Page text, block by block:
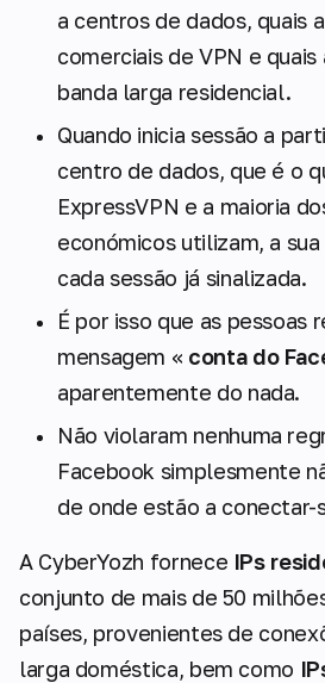
a centros de dados, quais
comerciais de VPN e
banda larga residencial.
Quando inicia sessão a
centro de dados, que é o
ExpressVPN e a maioria
económicos utilizam, a
cada sessão já sinalizada.
É por isso que as pessoas
mensagem « conta do
aparentemente do nada.
Não violaram nenhuma
Facebook simplesmente
de onde estão a conectar-
A CyberYozh fornece IPs
conjunto de mais de 50
países, provenientes de
larga doméstica, bem como